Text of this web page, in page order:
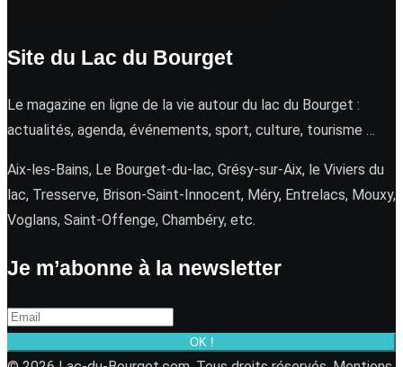
Site du Lac du Bourget
Le magazine en ligne de la vie autour du lac du Bourget :
actualités, agenda, événements, sport, culture, tourisme …
Aix-les-Bains, Le Bourget-du-lac, Grésy-sur-Aix, le Viviers du
lac, Tresserve, Brison-Saint-Innocent, Méry, Entrelacs, Mouxy,
Voglans, Saint-Offenge, Chambéry, etc.
Je m’abonne à la newsletter
OK !